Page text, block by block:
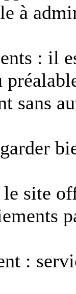
à
: il
sans
site
: